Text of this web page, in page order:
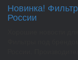
Новинка!
России